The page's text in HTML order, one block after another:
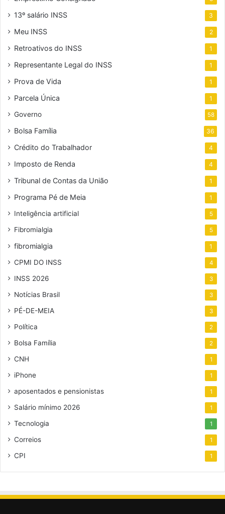
13º salário INSS 3
Meu INSS 2
Retroativos do INSS 1
Representante Legal do INSS 1
Prova de Vida 1
Parcela Única 1
Governo 58
Bolsa Família 36
Crédito do Trabalhador 4
Imposto de Renda 4
Tribunal de Contas da União 1
Programa Pé de Meia 1
Inteligência artificial 5
Fibromialgia 5
fibromialgia 1
CPMI DO INSS 4
INSS 2026 3
Notícias Brasil 3
PÉ-DE-MEIA 3
Política 2
Bolsa Família 2
CNH 1
iPhone 1
aposentados e pensionistas 1
Salário mínimo 2026 1
Tecnologia 1
Correios 1
CPI 1